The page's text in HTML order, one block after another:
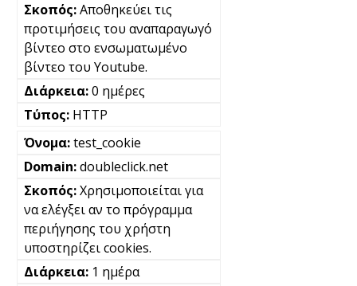
Αποθηκεύει τις
προτιμήσεις του αναπαραγωγό
βίντεο στο ενσωματωμένο
βίντεο του Youtube.
0 ημέρες
HTTP
test_cookie
doubleclick.net
Χρησιμοποιείται για
να ελέγξει αν το πρόγραμμα
περιήγησης του χρήστη
υποστηρίζει cookies.
1 ημέρα